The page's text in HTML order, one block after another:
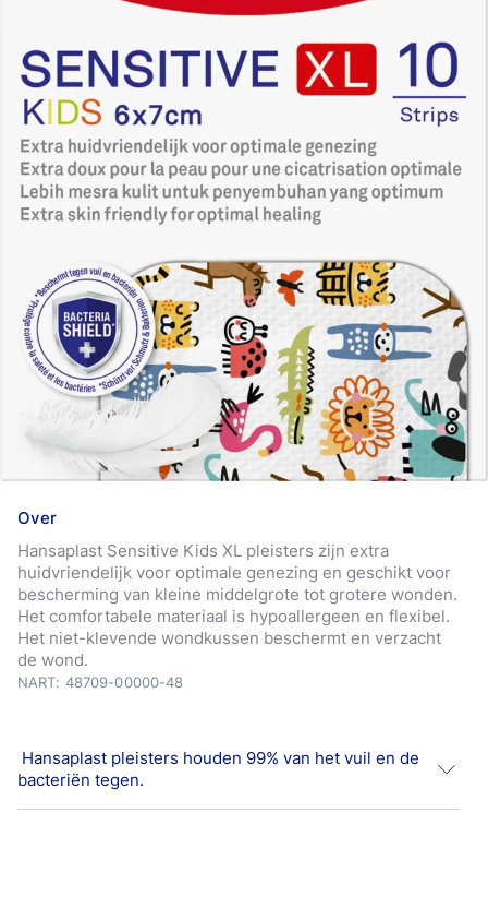
Over
Hansaplast Sensitive Kids XL pleisters zijn extra
huidvriendelijk voor optimale genezing en geschikt voor
bescherming van kleine middelgrote tot grotere wonden.
Het comfortabele materiaal is hypoallergeen en flexibel.
Het niet-klevende wondkussen beschermt en verzacht
de wond.
NART: 48709-00000-48
Hansaplast pleisters houden 99% van het vuil en de
bacteriën tegen.